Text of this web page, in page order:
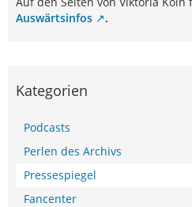
Auswärtsinfos
.
Kategorien
Podcasts
Perlen des Archivs
Pressespiegel
Fancenter